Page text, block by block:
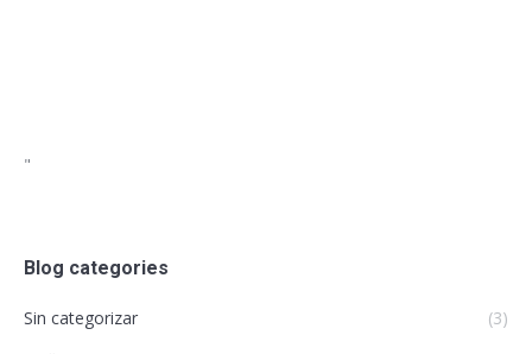
"
Blog categories
Sin categorizar
(3)